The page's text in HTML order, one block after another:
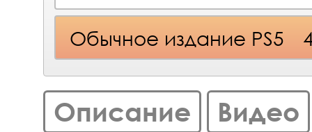
Обычное издание PS5
Описание Видео